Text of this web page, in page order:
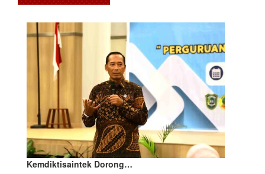
Kemdiktisaintek Dorong…